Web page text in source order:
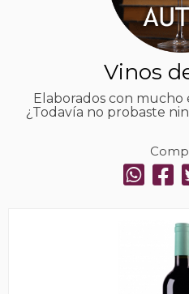
Vinos
Elaborados con mucho
¿Todavía no probaste